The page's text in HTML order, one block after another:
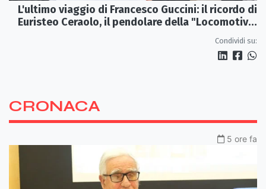
L'ultimo viaggio di Francesco Guccini: il ricordo di
Euristeo Ceraolo, il pendolare della "Locomotiva
Condividi su:
CRONACA
5 ore fa